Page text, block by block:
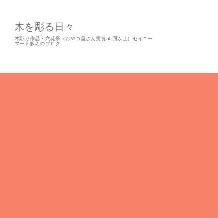
木を彫る日々
木彫り作品・六花亭（おやつ屋さん実食50回以上）セイコー
マート多めのブログ